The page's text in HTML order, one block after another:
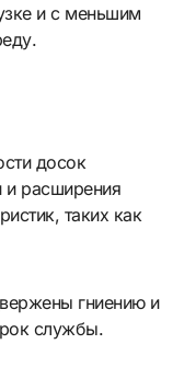
и с меньшим
досок
и расширения
таких как
гниению и
службы.